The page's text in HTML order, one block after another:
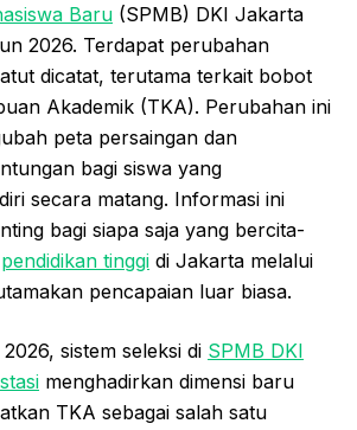
Baru (SPMB) DKI Jakarta
2026. Terdapat perubahan
dicatat, terutama terkait bobot
Akademik (TKA). Perubahan ini
peta persaingan dan
bagi siswa yang
secara matang. Informasi ini
bagi siapa saja yang bercita-
pendidikan tinggi di Jakarta melalui
pencapaian luar biasa.
sistem seleksi di SPMB DKI
menghadirkan dimensi baru
TKA sebagai salah satu